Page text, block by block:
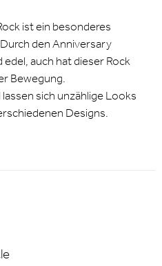
ist ein besonderes
den Anniversary
auch hat dieser Rock
Bewegung.
sich unzählige Looks
Designs.